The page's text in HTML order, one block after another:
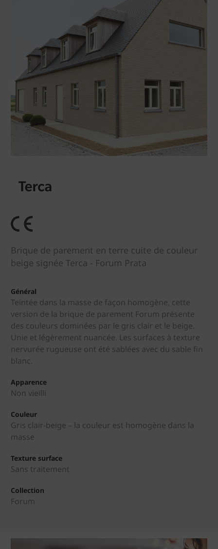
Brique de parement en terre cuite de couleur
beige signée Terca - Forum Prata
Général
Teintée dans la masse de façon homogène, cette
version de la brique de parement Forum présente
des couleurs dominées par le gris clair et le beige.
Unie et légèrement nuancée. Les surfaces à texture
nervurée rugueuse ont été sablées avec du sable fin
blanc.
Apparence
Non vieilli
Couleur
Gris clair-beige – la couleur est homogène dans la
masse
Texture surface
Sans traitement
Collection
Forum